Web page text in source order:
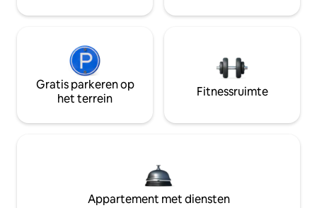
Gratis parkeren op
het terrein
Fitnessruimte
Appartement met diensten